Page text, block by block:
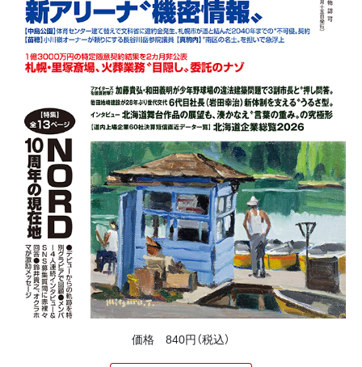
価格 840円（税込）